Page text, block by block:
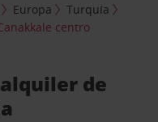
Europa
Turquía
centro
de